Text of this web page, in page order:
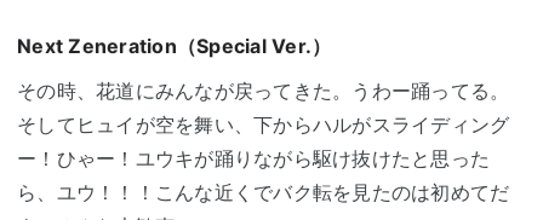
Next Zeneration（Special Ver.）
その時、花道にみんなが戻ってきた。うわー踊ってる。
そしてヒュイが空を舞い、下からハルがスライディング
ー！ひゃー！ユウキが踊りながら駆け抜けたと思った
ら、ユウ！！！こんな近くでバク転を見たのは初めてだ